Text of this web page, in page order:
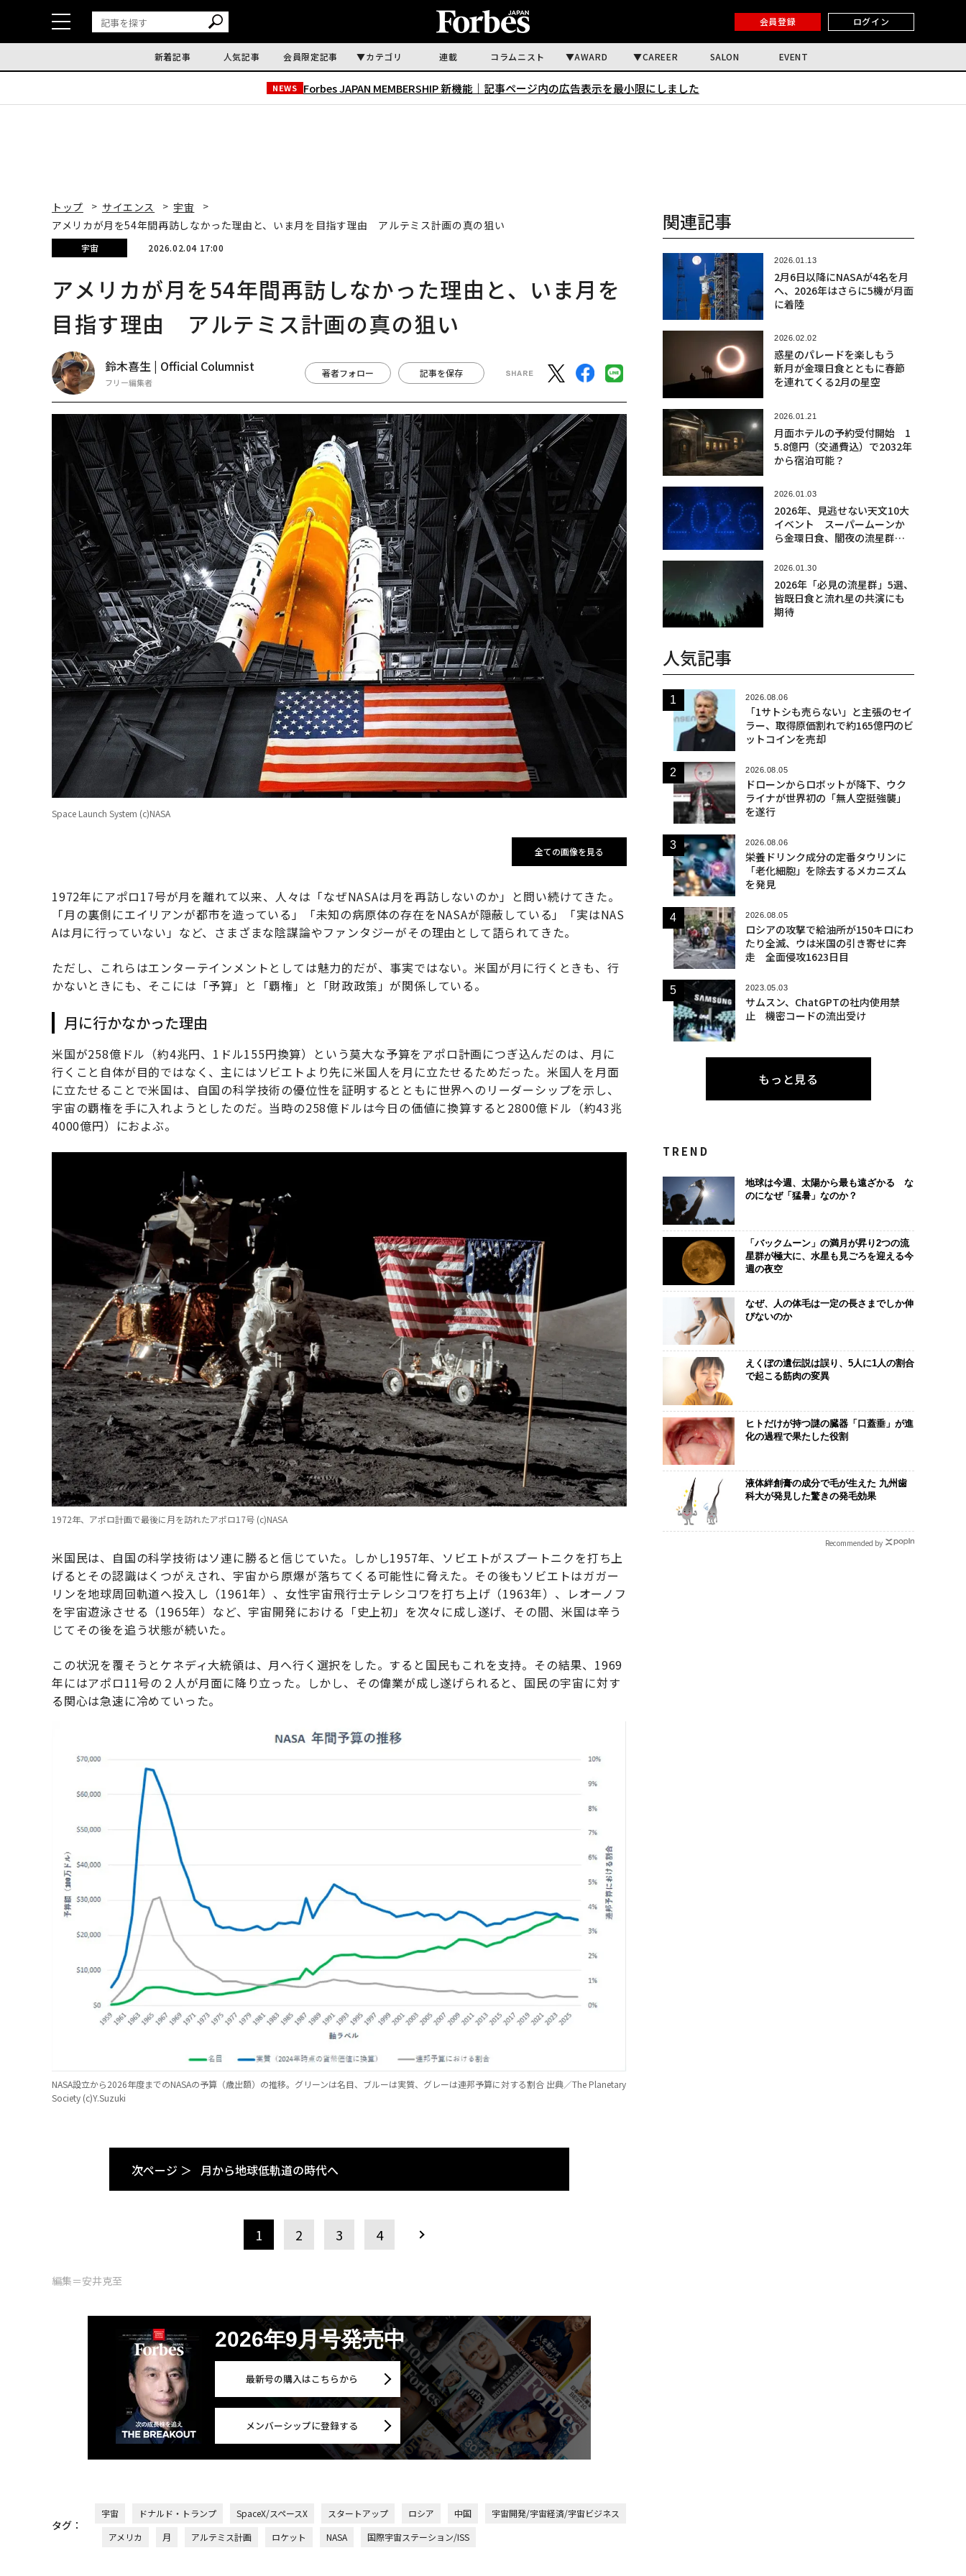
会員登録 ログイン
新着記事 人気記事 会員限定記事 カテゴリ 連載 コラムニスト AWARD CAREER SALON EVENT
NEWS Forbes JAPAN MEMBERSHIP 新機能｜ 記事ページ内の広告表示を最小限にしました
トップ サイエンス
宇宙
アメリカが月を54年間再訪しなかった理由と、いま月を目指す理由 アルテミス計画の真の狙い
宇宙 2026.02.04 17:00
アメリカが月を54年間再訪しなかった理由と、いま月を
目指す理由 アルテミス計画の真の狙い
鈴木喜生 | Official Columnist
フリー編集者
著者フォロー 記事を保存
Space Launch System (c)NASA
全ての画像を見る
1972年にアポロ17号が月を離れて以来、人々は「なぜNASAは月を再訪しないのか」と問い続けてきた。
「月の裏側にエイリアンが都市を造っている」「未知の病原体の存在をNASAが隠蔽している」「実はNAS
Aは月に行っていない」など、さまざまな陰謀論やファンタジーがその理由として語られてきた。
ただし、これらはエンターテインメントとしては魅力的だが、事実ではない。米国が月に行くときも、行
かないときにも、そこには「予算」と「覇権」と「財政政策」が関係している。
月に行かなかった理由
米国が258億ドル（約4兆円、1ドル155円換算）という莫大な予算をアポロ計画につぎ込んだのは、月に
行くこと自体が目的ではなく、主にはソビエトより先に米国人を月に立たせるためだった。米国人を月面
に立たせることで米国は、自国の科学技術の優位性を証明するとともに世界へのリーダーシップを示し、
宇宙の覇権を手に入れようとしたのだ。当時の258億ドルは今日の価値に換算すると2800億ドル（約43兆
4000億円）におよぶ。
1972年、アポロ計画で最後に月を訪れたアポロ17号 (c)NASA
米国民は、自国の科学技術はソ連に勝ると信じていた。しかし1957年、ソビエトがスプートニクを打ち上
げるとその認識はくつがえされ、宇宙から原爆が落ちてくる可能性に脅えた。その後もソビエトはガガー
リンを地球周回軌道へ投入し（1961年）、女性宇宙飛行士テレシコワを打ち上げ（1963年）、レオーノフ
を宇宙遊泳させる（1965年）など、宇宙開発における「史上初」を次々に成し遂げ、その間、米国は辛う
じてその後を追う状態が続いた。
この状況を覆そうとケネディ大統領は、月へ行く選択をした。すると国民もこれを支持。その結果、1969
年にはアポロ11号の２人が月面に降り立った。しかし、その偉業が成し遂げられると、国民の宇宙に対す
る関心は急速に冷めていった。
NASA設立から2026年度までのNASAの予算（歳出額）の推移。グリーンは名目、ブルーは実質、グレーは連邦予算に対する割合 出典／The Planetary
Society (c)Y.Suzuki
次ページ ＞ 月から地球低軌道の時代へ
1 2 3 4
編集＝安井克至
2026年9月号発売中
最新号の購入はこちらから
メンバーシップに登録する
タグ：
宇宙 ドナルド・トランプ SpaceX/スペースX スタートアップ ロシア 中国
宇宙開発/宇宙経済/宇宙ビジネス
アメリカ
月 アルテミス計画 ロケット NASA 国際宇宙ステーション/ISS
関連記事
2026.01.13
2月6日以降にNASAが4名を月
へ、2026年はさらに5機が月面
に着陸
2026.02.02
惑星のパレードを楽しもう
新月が金環日食とともに春節
を連れてくる2月の星空
2026.01.21
月面ホテルの予約受付開始 1
5.8億円（交通費込）で2032年
から宿泊可能？
2026.01.03
2026年、見逃せない天文10大
イベント スーパームーンか
ら金環日食、闇夜の流星群ま
2026.01.30
2026年「必見の流星群」5選、
皆既日食と流れ星の共演にも
期待
人気記事
2026.08.06
「1サトシも売らない」と主張のセイ
ラー、取得原価割れで約165億円のビ
ットコインを売却
2026.08.05
ドローンからロボットが降下、ウク
ライナが世界初の「無人空挺強襲」
を遂行
2026.08.06
栄養ドリンク成分の定番タウリンに
「老化細胞」を除去するメカニズム
を発見
2026.08.05
ロシアの攻撃で給油所が150キロにわ
たり全滅、ウは米国の引き寄せに奔
走 全面侵攻1623日目
2023.05.03
サムスン、ChatGPTの社内使用禁
止 機密コードの流出受け
もっと見る
TREND
地球は今週、太陽から最も遠ざかる な
のになぜ「猛暑」なのか？
「バックムーン」の満月が昇り2つの流
星群が極大に、水星も見ごろを迎える今
週の夜空
なぜ、人の体毛は一定の長さまでしか伸
びないのか
えくぼの遺伝説は誤り、5人に1人の割合
で起こる筋肉の変異
ヒトだけが持つ謎の臓器「口蓋垂」が進
化の過程で果たした役割
液体絆創膏の成分で毛が生えた 九州歯
科大が発見した驚きの発毛効果
Recommended by